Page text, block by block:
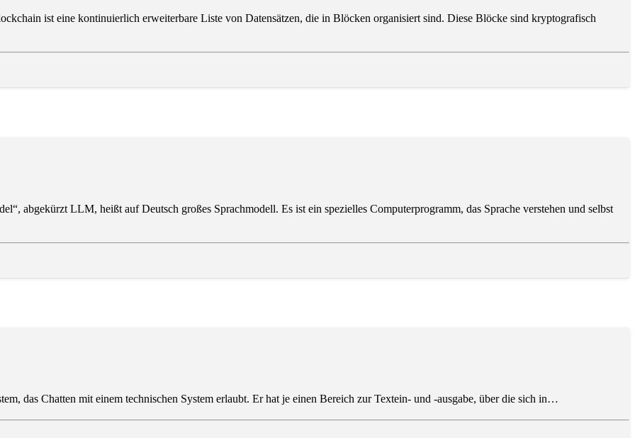
ist eine kontinuierlich erweiterbare Liste von Datensätzen, die in Blöcken organisiert sind. Diese Blöcke sind kryptografisch
abgekürzt LLM, heißt auf Deutsch großes Sprachmodell. Es ist ein spezielles Computerprogramm, das Sprache verstehen und selbst
das Chatten mit einem technischen System erlaubt. Er hat je einen Bereich zur Textein- und -ausgabe, über die sich in…